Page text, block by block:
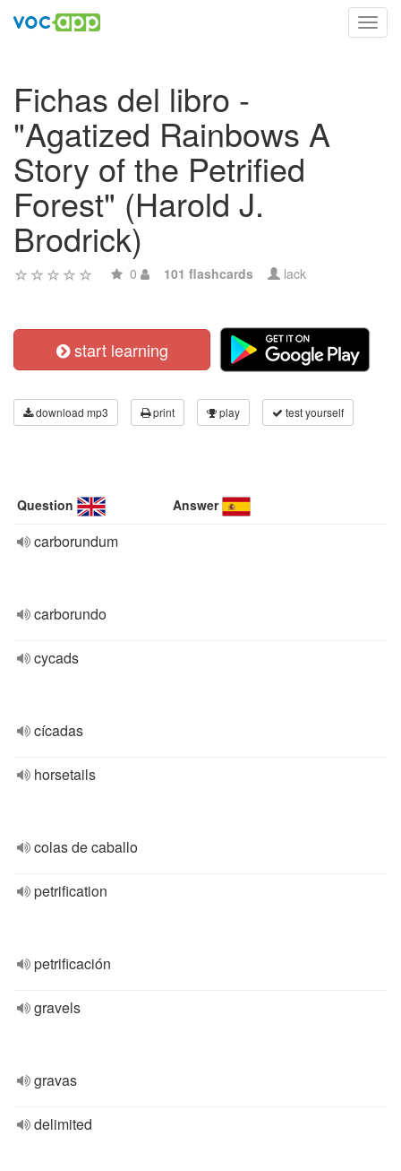
Fichas del libro -
"Agatized Rainbows A
Story of the Petrified
Forest" (Harold J.
Brodrick)
0 101 flashcards lack
start learning
download mp3 print play test yourself
Question Answer
carborundum
carborundo
cycads
cícadas
horsetails
colas de caballo
petrification
petrificación
gravels
gravas
delimited